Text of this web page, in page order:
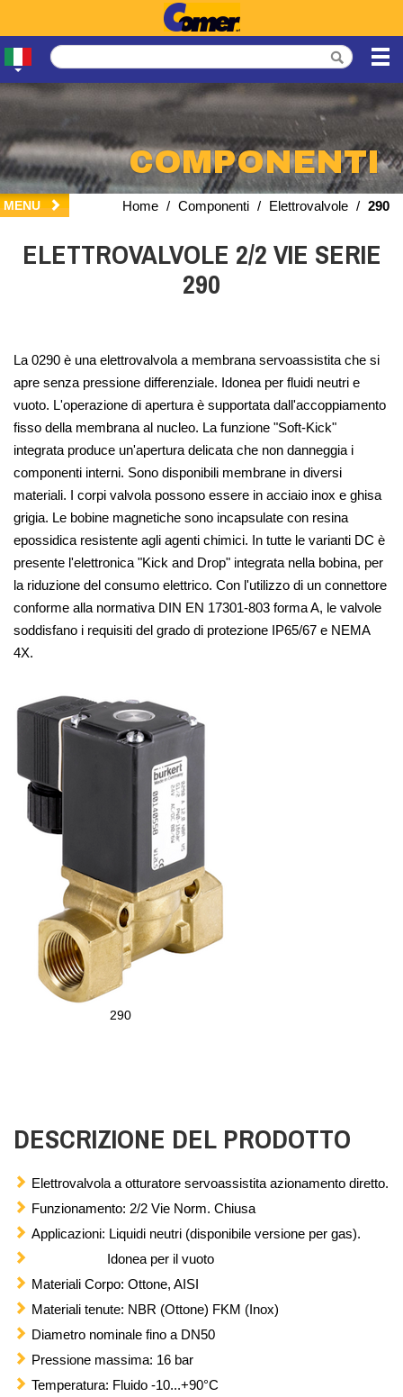
COMPONENTI
MENU Home / Componenti / Elettrovalvole / 290
ELETTROVALVOLE 2/2 VIE SERIE
290
La 0290 è una elettrovalvola a membrana servoassistita che si
apre senza pressione differenziale. Idonea per fluidi neutri e
vuoto. L'operazione di apertura è supportata dall'accoppiamento
fisso della membrana al nucleo. La funzione "Soft-Kick"
integrata produce un'apertura delicata che non danneggia i
componenti interni. Sono disponibili membrane in diversi
materiali. I corpi valvola possono essere in acciaio inox e ghisa
grigia. Le bobine magnetiche sono incapsulate con resina
epossidica resistente agli agenti chimici. In tutte le varianti DC è
presente l'elettronica "Kick and Drop" integrata nella bobina, per
la riduzione del consumo elettrico. Con l'utilizzo di un connettore
conforme alla normativa DIN EN 17301-803 forma A, le valvole
soddisfano i requisiti del grado di protezione IP65/67 e NEMA
4X.
290
DESCRIZIONE DEL PRODOTTO
Elettrovalvola a otturatore servoassistita azionamento diretto.
Funzionamento: 2/2 Vie Norm. Chiusa
Applicazioni: Liquidi neutri (disponibile versione per gas).
Idonea per il vuoto
Materiali Corpo: Ottone, AISI
Materiali tenute: NBR (Ottone) FKM (Inox)
Diametro nominale fino a DN50
Pressione massima: 16 bar
Temperatura: Fluido -10...+90°C